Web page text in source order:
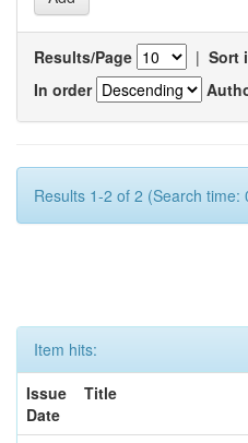
Results/Page | Sort
In order
Results 1-2 of 2 (Search time:
Item hits:
Issue
Date
Title